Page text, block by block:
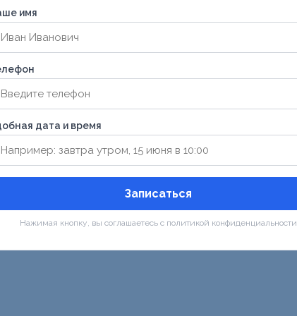
имя
дата и время
Записаться
Нажимая кнопку, вы соглашаетесь с политикой конфиденциальности